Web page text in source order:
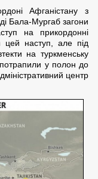
Афганістану з
Бала-Мургаб загони
на прикордонні
цей наступ, але під
на туркменську
потрапили у полон до
центр